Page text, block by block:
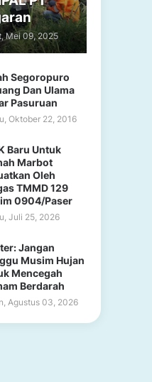
Mei 09, 2025
Segoropuro
Dan Ulama
Pasuruan
Oktober 22, 2016
Baru Untuk
Marbot
Oleh
TMMD 129
0904/Paser
Juli 25, 2026
Jangan
Musim Hujan
Mencegah
Berdarah
Agustus 03, 2026